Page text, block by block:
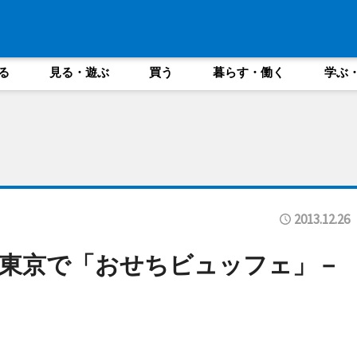
見る・遊ぶ 買う 暮らす・働く 学ぶ
2013.12.26
京で「おせちビュッフェ」－